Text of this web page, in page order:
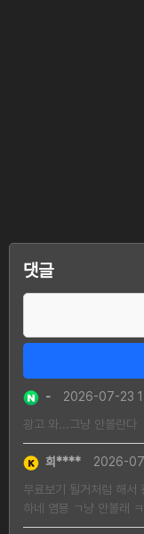
댓글
-
2026-07-23
광고 와...그냥 안볼란다
희****
2026-
무료보기 될거처럼 해서
하네 염뵹 ㄱ냥 안볼래 ㅋ